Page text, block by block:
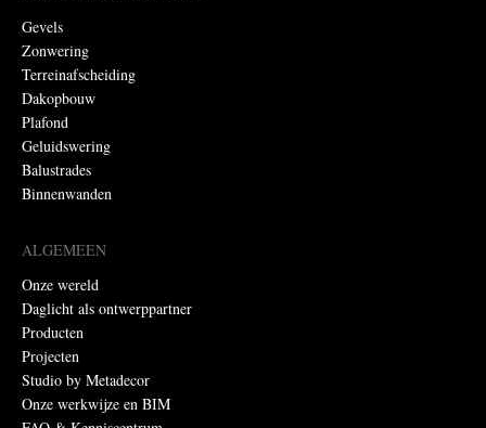
Gevels
Zonwering
Terreinafscheiding
Dakopbouw
Plafond
Geluidswering
Balustrades
Binnenwanden
ALGEMEEN
Onze wereld
Daglicht als ontwerppartner
Producten
Projecten
Studio by Metadecor
Onze werkwijze en BIM